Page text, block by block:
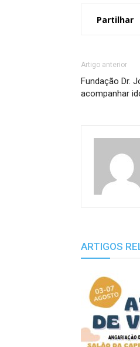
Partilhar
Artigo anterior
Fundação Dr.
acompanhar
ARTIGOS